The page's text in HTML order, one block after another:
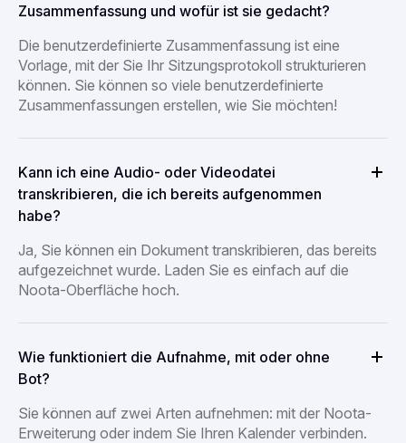
Zusammenfassung und wofür ist sie gedacht?
Die benutzerdefinierte Zusammenfassung ist eine
Vorlage, mit der Sie Ihr Sitzungsprotokoll strukturieren
können. Sie können so viele benutzerdefinierte
Zusammenfassungen erstellen, wie Sie möchten!
Kann ich eine Audio- oder Videodatei
transkribieren, die ich bereits aufgenommen
habe?
Ja, Sie können ein Dokument transkribieren, das bereits
aufgezeichnet wurde. Laden Sie es einfach auf die
Noota-Oberfläche hoch.
Wie funktioniert die Aufnahme, mit oder ohne
Bot?
Sie können auf zwei Arten aufnehmen: mit der Noota-
Erweiterung oder indem Sie Ihren Kalender verbinden.